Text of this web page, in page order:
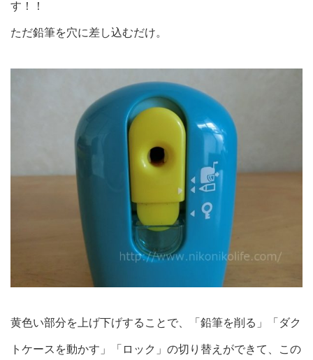
す！！
ただ鉛筆を穴に差し込むだけ。
黄色い部分を上げ下げすることで、「鉛筆を削る」「ダク
トケースを動かす」「ロック」の切り替えができて、この